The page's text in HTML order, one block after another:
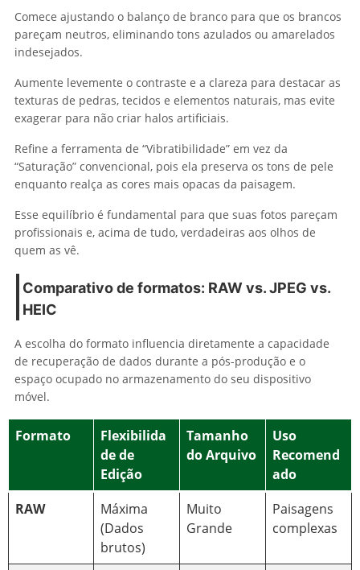
Comece ajustando o balanço de branco para que os brancos
pareçam neutros, eliminando tons azulados ou amarelados
indesejados.
Aumente levemente o contraste e a clareza para destacar as
texturas de pedras, tecidos e elementos naturais, mas evite
exagerar para não criar halos artificiais.
Refine a ferramenta de “Vibratibilidade” em vez da
“Saturação” convencional, pois ela preserva os tons de pele
enquanto realça as cores mais opacas da paisagem.
Esse equilíbrio é fundamental para que suas fotos pareçam
profissionais e, acima de tudo, verdadeiras aos olhos de
quem as vê.
Comparativo de formatos: RAW vs. JPEG vs.
HEIC
A escolha do formato influencia diretamente a capacidade
de recuperação de dados durante a pós-produção e o
espaço ocupado no armazenamento do seu dispositivo
móvel.
Formato
Flexibilida
de de
Edição
Tamanho
do Arquivo
Uso
Recomend
ado
RAW
Máxima
(Dados
brutos)
Muito
Grande
Paisagens
complexas